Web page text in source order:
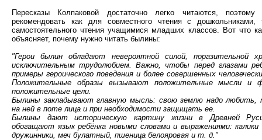
Пересказы Колпаковой достаточно легко читаются,
рекомендовать как для совместного чтения с
самостоятельного чтения учащимися младших классов. Вот что
объясняет, почему нужно читать былины:
"Герои былин обладают невероятной силой, поразительной
исключительным трудолюбием. Важно, чтобы перед глазами
примеры героического поведения и более совершенных
Положительные образы вызывают положительные мысли и
положительные цели.
Былины закладывают главную мысль: свою землю надо любить,
на ней в поте лица и при необходимости защищать ее.
Былины дают историческую картину жизни в Древней
обогащают язык ребёнка новыми словами и выражениями: калики
дружинники, меч булатный, пшеница белояровая и т. д."